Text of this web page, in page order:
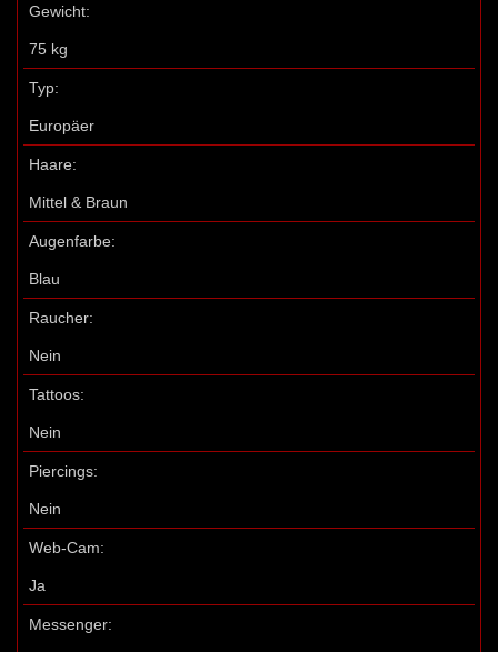
Gewicht:
75 kg
Typ:
Europäer
Haare:
Mittel & Braun
Augenfarbe:
Blau
Raucher:
Nein
Tattoos:
Nein
Piercings:
Nein
Web-Cam:
Ja
Messenger: